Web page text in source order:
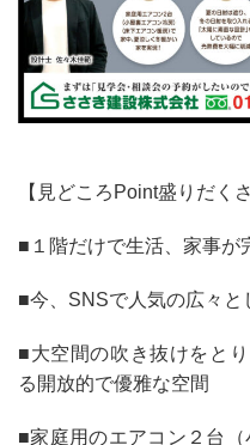
【見どころPoint盛りだくさ
■１階だけで生活、家事が
■今、SNSで人気の広々と
■大空間の吹き抜けをと
る開放的で優雅な空間
■家庭用のエアコン２台